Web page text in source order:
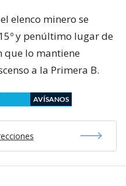
elenco minero se
y penúltimo lugar de
que lo mantiene
a la Primera B.
AVÍSANOS